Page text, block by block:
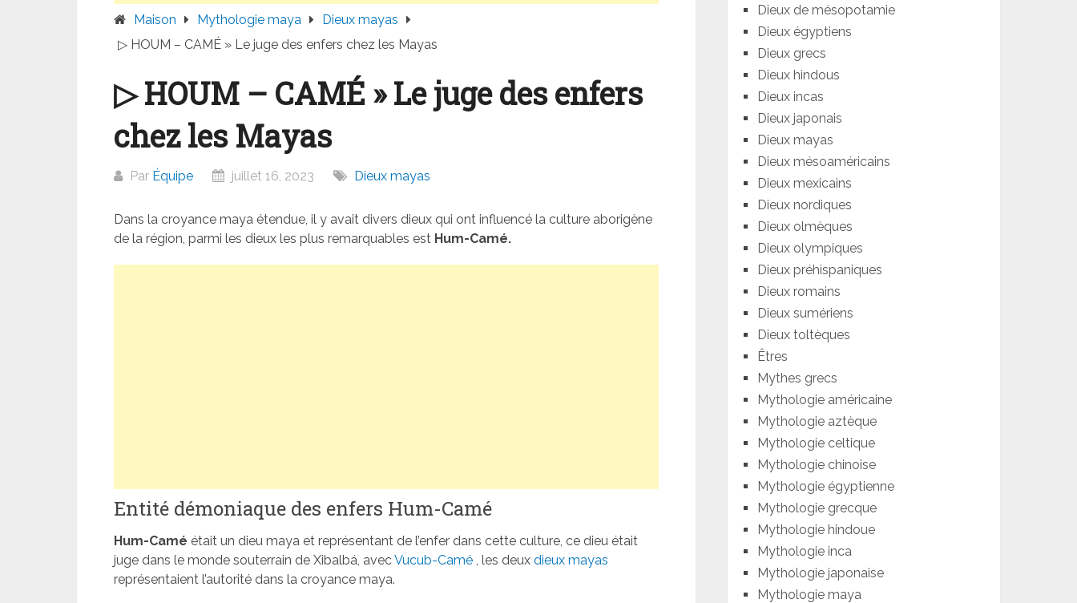
Maison Mythologie maya
Dieux mayas
▷ HOUM – CAMÉ » Le juge des enfers chez les Mayas
▷ HOUM – CAMÉ » Le juge des enfers
chez les Mayas
Par Équipe juillet 16, 2023 Dieux mayas
Dans la croyance maya étendue, il y avait divers dieux qui ont influencé la culture aborigène
de la région, parmi les dieux les plus remarquables est Hum-Camé.
Entité démoniaque des enfers Hum-Camé
Hum-Camé était un dieu maya et représentant de l’enfer dans cette culture, ce dieu était
juge dans le monde souterrain de Xibalbá, avecVucub-Camé , les deux dieux mayas
représentaient l’autorité dans la croyance maya.
Dieux de mésopotamie
Dieux égyptiens
Dieux grecs
Dieux hindous
Dieux incas
Dieux japonais
Dieux mayas
Dieux mésoaméricains
Dieux mexicains
Dieux nordiques
Dieux olmèques
Dieux olympiques
Dieux préhispaniques
Dieux romains
Dieux sumériens
Dieux toltèques
Êtres
Mythes grecs
Mythologie américaine
Mythologie aztèque
Mythologie celtique
Mythologie chinoise
Mythologie égyptienne
Mythologie grecque
Mythologie hindoue
Mythologie inca
Mythologie japonaise
Mythologie maya